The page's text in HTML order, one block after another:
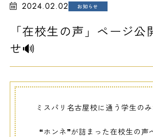
高校3年生の方
個人情報保護方針
サイ
2024.02.02 お知らせ
「在校生の声」ページ公
せ🔊
ミスパリ名古屋校に通う学生の
❝ホンネ❞が詰まった在校生の声